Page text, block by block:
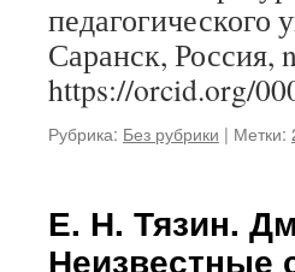
педагогического
Саранск, Россия,
https://orcid.org/
Рубрика: Без рубрики | Метки:
Е. Н. Тязин.
Неизвестные